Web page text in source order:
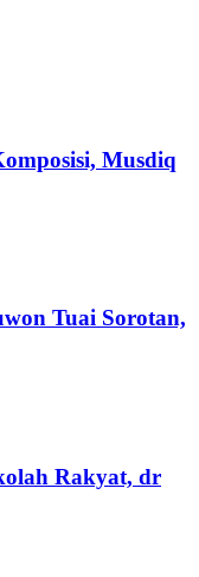
Musdiq
Tuai Sorotan,
Rakyat, dr